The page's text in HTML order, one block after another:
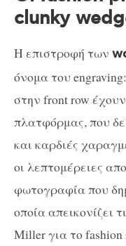
clunky
Η επιστροφή των
όνομα του
στην front row
πλατφόρμας, που
και καρδιές
οι λεπτομέρειες
φωτογραφία που
οποία απεικονίζει
Miller για το fashion